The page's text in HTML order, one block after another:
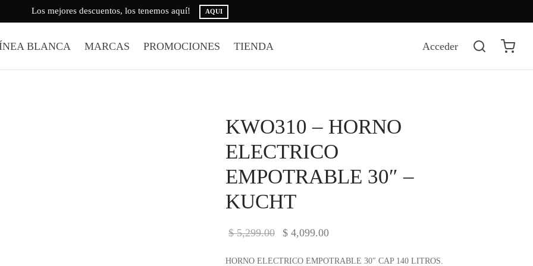
Los mejores descuentos, los tenemos aquí! AQUI
BLANCA MARCAS PROMOCIONES TIENDA Acceder
KWO310 – HORNO
ELECTRICO
EMPOTRABLE 30″ –
KUCHT
$5,299.00
El precio
$ 4,099.00
HORNO ELECTRICO EMPOTRABLE 30″ CAP 140 LITROS.